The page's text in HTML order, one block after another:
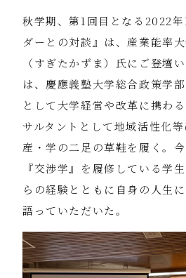
秋学期、第1回目となる2022
ダーとの対談』は、産業能率
（すぎたかずま）氏にご登壇
は、慶應義塾大学総合政策学
として大学経営や改革に携わ
サルタントとして地域活性化
産・学の二足の草鞋を履く。
『交渉学』を履修している学
らの経験とともに自身の人生
語っていただいた。